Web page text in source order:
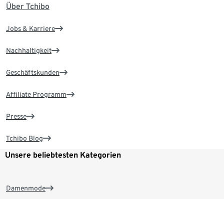
Über Tchibo
Jobs & Karriere
Nachhaltigkeit
Geschäftskunden
Affiliate Programm
Presse
Tchibo Blog
Unsere beliebtesten Kategorien
Damenmode